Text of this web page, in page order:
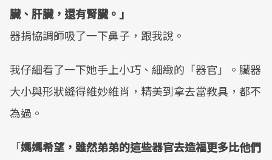
臟、肝臟，還有腎臟。」
器捐協調師吸了一下鼻子，跟我說。
我仔細看了一下她手上小巧、細緻的「器官」。臟器
大小與形狀縫得維妙維肖，精美到拿去當教具，都不
為過。
「媽媽希望，雖然弟弟的這些器官去造福更多比他們